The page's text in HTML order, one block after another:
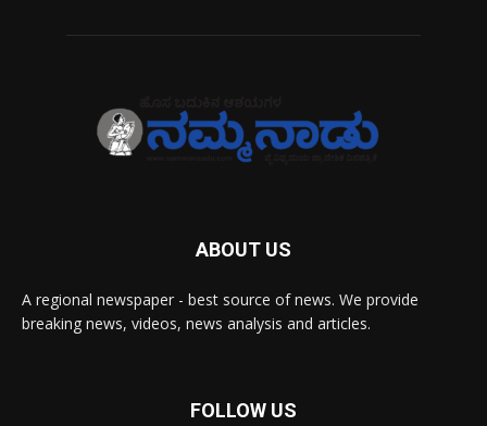
ABOUT US
A regional newspaper - best source of news. We provide
breaking news, videos, news analysis and articles.
FOLLOW US